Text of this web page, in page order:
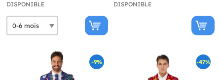
DISPONIBLE DISPONIBLE
-9% -47%